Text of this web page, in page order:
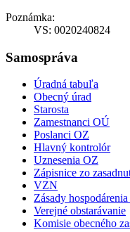
Poznámka:
VS: 0020240824
Samospráva
Úradná tabuľa
Obecný úrad
Starosta
Zamestnanci OÚ
Poslanci OZ
Hlavný kontrolór
Uznesenia OZ
Zápisnice zo
VZN
Zásady
Verejné obstarávanie
Komisie obecného